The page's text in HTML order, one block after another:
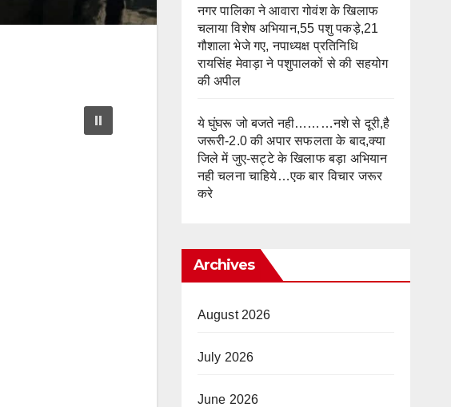
नगर पालिका ने आवारा गोवंश के खिलाफ
चलाया विशेष अभियान,55 पशु पकड़े,21
गौशाला भेजे गए, नपाध्यक्ष प्रतिनिधि
रायसिंह मेवाड़ा ने पशुपालकों से की सहयोग
की अपील
ये घुंघरू जो बजते नही………नशे से दूरी,है
जरूरी-2.0 की अपार सफलता के बाद,क्या
जिले में जुए-सट्टे के खिलाफ बड़ा अभियान
नही चलना चाहिये…एक बार विचार जरूर
करे
Archives
August 2026
July 2026
June 2026